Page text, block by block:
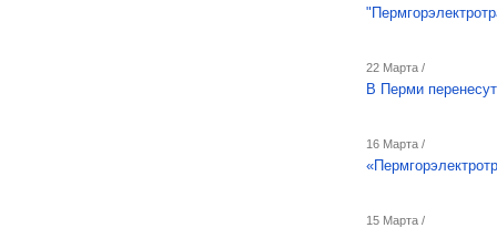
22 Марта /
В Перми
16 Марта /
15 Марта /